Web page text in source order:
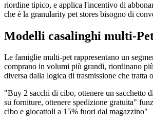
riordine tipico, e applica l'incentivo di
che è la granularity pet stores bisogno di
Modelli casalinghi multi-
Le famiglie multi-pet rappresentano un
comprano in volumi più grandi, riordinano
diversa dalla logica di trasmissione che tratta
"Buy 2 sacchi di cibo, ottenere un sacchetto
su forniture, ottenere spedizione gratuita"
cibo e giocattoli a 15% fuori dal magazzino"